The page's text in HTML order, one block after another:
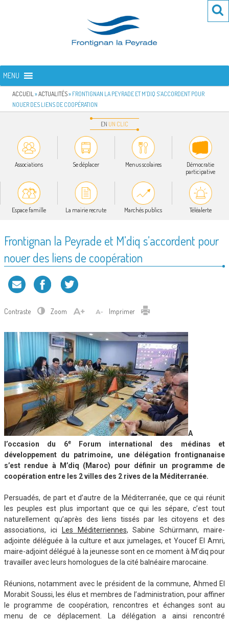
FRONTIGNAN LA PEYRADE
MENU
ACCUEIL »ACTUALITÉS» FRONTIGNAN LA PEYRADE ET M’DIQ S’ACCORDENT POUR
NOUER DES LIENS DE COOPÉRATION
EN UN CLIC
Associations Se déplacer Menus scolaires
Démocratie
participative
Espace famille La mairie recrute Marchés publics Téléalerte
Frontignan la Peyrade et M’diq s’accordent pour
nouer des liens de coopération
Contraste Zoom Imprimer
A
l’occasion du 6eForum international des médinas et
développement du patrimoine, une délégation frontignanaise
s’est rendue à M’diq (Maroc) pour définir un programme de
coopération entre les 2 villes des 2 rives de la Méditerranée.
Persuadés, de part et d’autre de la Méditerranée, que ce qui réunit
les peuples est plus important que ce qui les sépare, c’est tout
naturellement qu’après des liens tissés par les citoyens et des
associations, ici
Les Méditerriennes, Sabine Schürmann, maire-
adjointe déléguée à la culture et aux jumelages, et Youcef El Amri,
maire-adjoint délégué à la jeunesse sont en ce moment à M’diq pour
travailler avec leurs homologues de la cité balnéaire marocaine.
Réunions, notamment avec le président de la commune, Ahmed El
Morabit Soussi, les élus et membres de l’administration, pour affiner
le programme de coopération, rencontres et échanges sont au
menu de ce déplacement. La délégation a ainsi rencontré